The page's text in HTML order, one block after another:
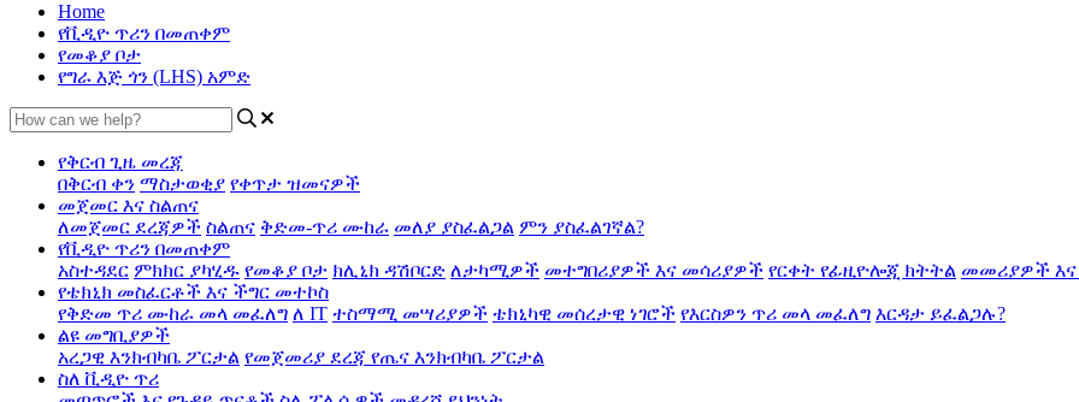
Home
የቪዲዮ ጥሪን በመጠቀም
የመቆያ ቦታ
የግራ እጅ ጎን (LHS) አምድ
የቅርብ ጊዜ መረጃ
በቅርብ ቀን ማስታወቂያ የቀጥታ ዝመናዎች
መጀመር እና ስልጠና
ለመጀመር ደረጃዎች ስልጠና ቅድመ-ጥሪ ሙከራ መለያ ያስፈልጋል ምን ያስፈልገኛል?
የቪዲዮ ጥሪን በመጠቀም
አስተዳደር ምክክር ያካሂዱ የመቆያ ቦታ ክሊኒክ ዳሽቦርድ ለታካሚዎች መተግበሪያዎች እና መሳሪያዎች የርቀት የፊዚዮሎጂ ክትትል መመሪያዎች
የቴክኒክ መስፈርቶች እና ችግር መተኮስ
የቅድመ ጥሪ ሙከራ መላ መፈለግ ለ IT ተስማሚ መሣሪያዎች ቴክኒካዊ መሰረታዊ ነገሮች የእርስዎን ጥሪ መላ መፈለግ እርዳታ ይፈልጋሉ?
ልዩ መግቢያዎች
አረጋዊ እንክብካቤ ፖርታል የመጀመሪያ ደረጃ የጤና እንክብካቤ ፖርታል
ስለ ቪዲዮ ጥሪ